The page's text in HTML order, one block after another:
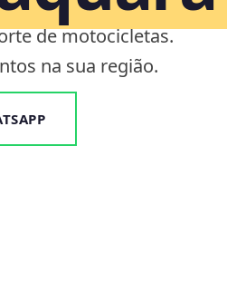
de motocicletas.
na sua região.